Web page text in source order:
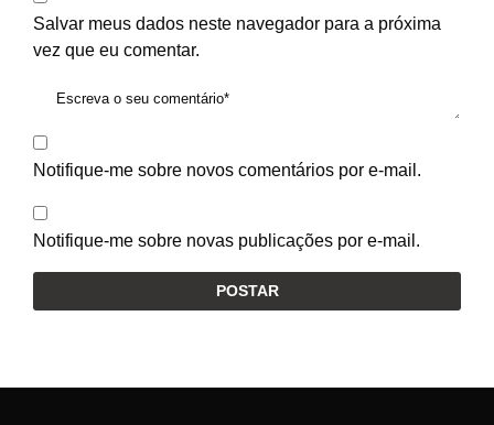
Salvar meus dados neste navegador para a próxima
vez que eu comentar.
Notifique-me sobre novos comentários por e-mail.
Notifique-me sobre novas publicações por e-mail.